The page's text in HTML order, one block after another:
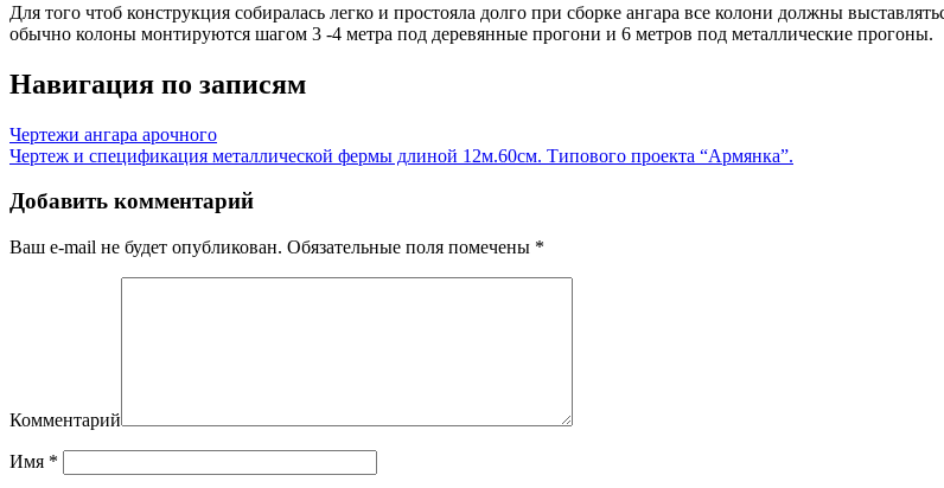
Для того чтоб конструкция собиралась легко и простояла долго при сборке ангара все колони должны
обычно колоны монтируются шагом 3 -4 метра под деревянные прогони и 6 метров под металлические прогоны.
Навигация по записям
Чертежи ангара арочного
Чертеж и спецификация металлической фермы длиной 12м.60см. Типового проекта “Армянка”.
Добавить комментарий
Ваш e-mail не будет опубликован. Обязательные поля помечены *
Комментарий
Имя *